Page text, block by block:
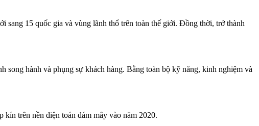
15 quốc gia và vùng lãnh thổ trên toàn thế giới. Đồng thời, trở thành
hành và phụng sự khách hàng. Bằng toàn bộ kỹ năng, kinh nghiệm và
trên nền điện toán đám mây vào năm 2020.